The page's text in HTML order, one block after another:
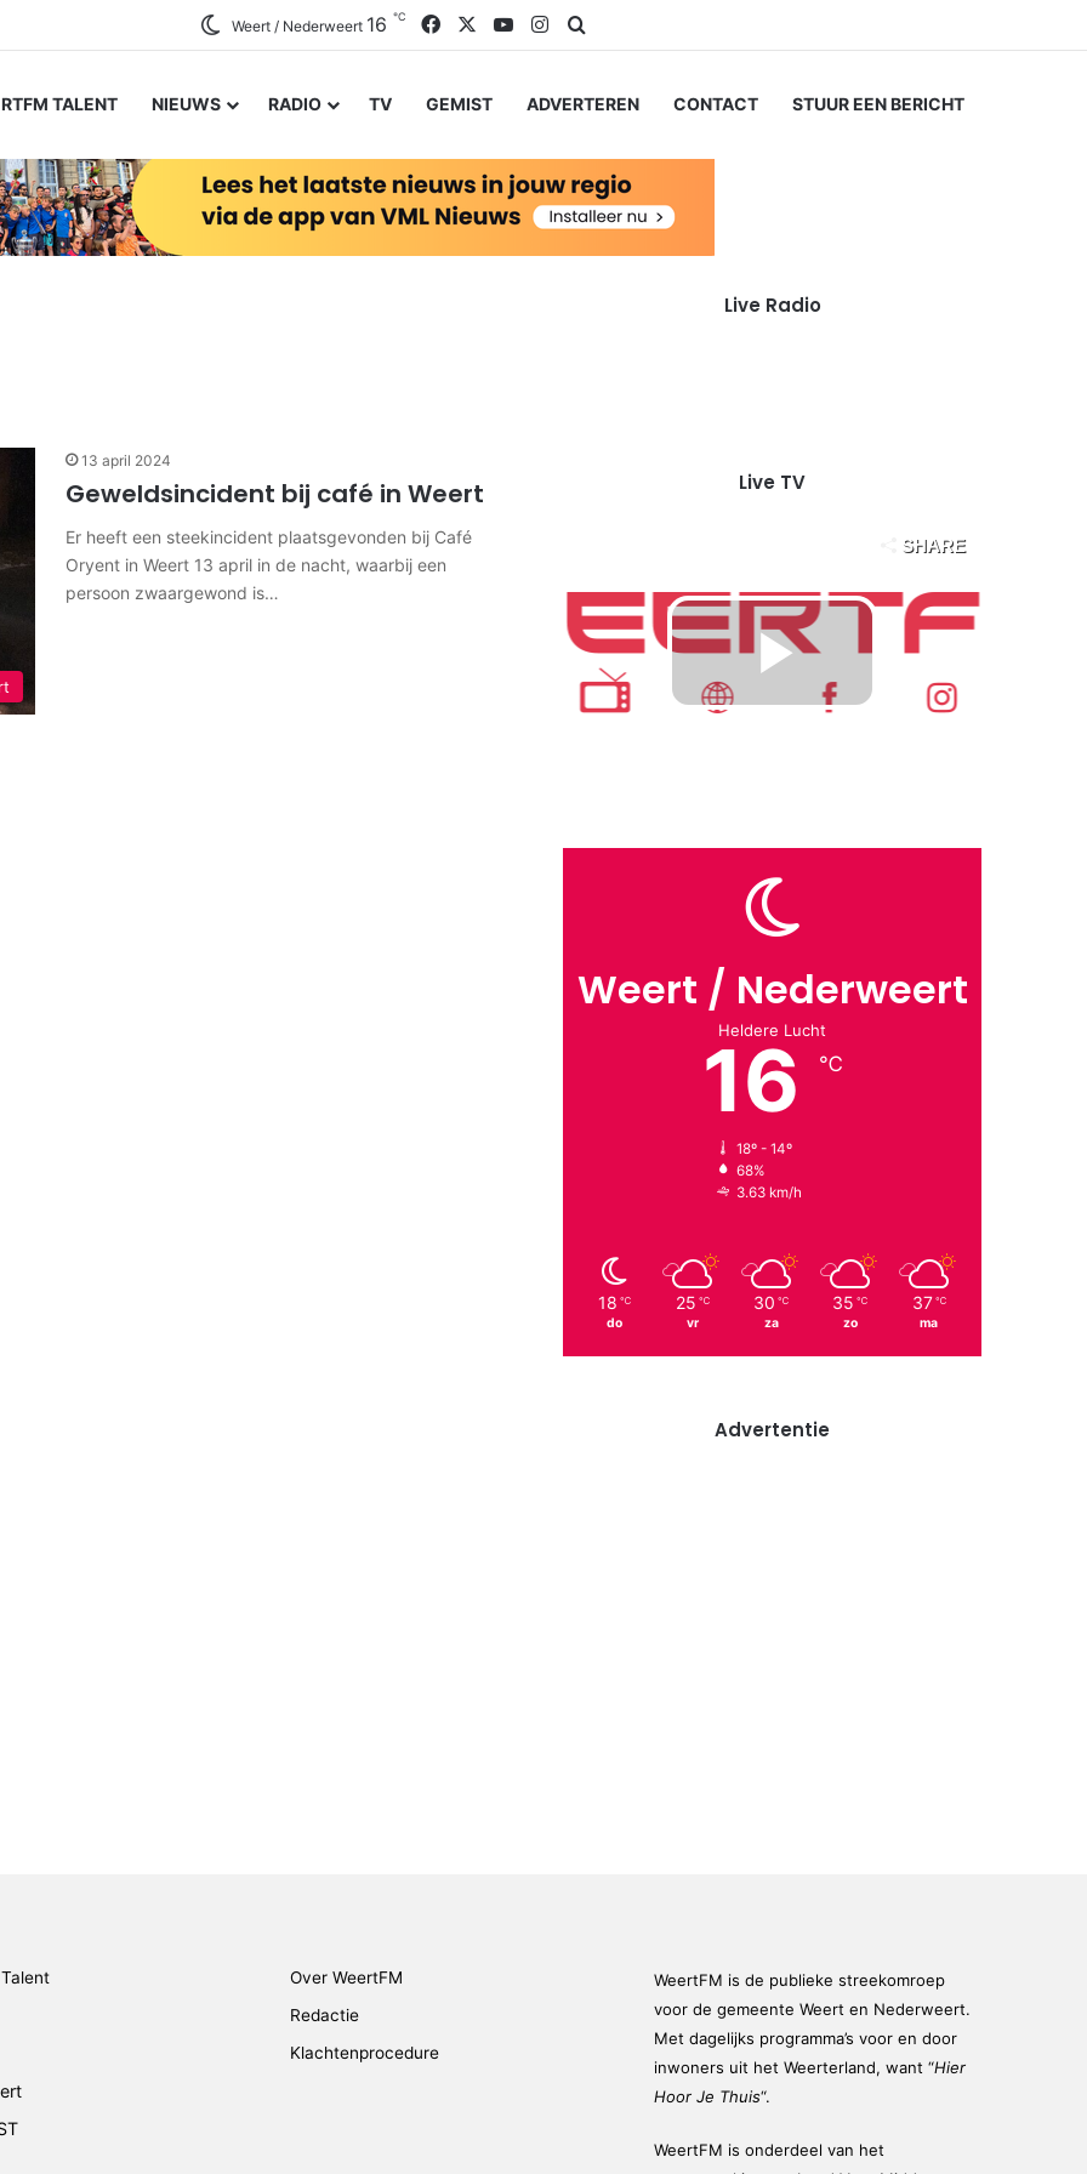
Weert / Nederweert 16 ℃ FacebookYouTubeInstagram
TALENT NIEUWS RADIO TV GEMIST ADVERTEREN CONTACT STUUR EEN BERICHT
13 april 2024
Geweldsincident bij café in Weert
Er heeft een steekincident plaatsgevonden bij Café
Oryent in Weert 13 april in de nacht, waarbij een
persoon zwaargewond is…
Live Radio
Live TV
Weert / Nederweert
Heldere Lucht
16 ℃
18º - 14º
68%
3.63 km/h
18 ℃
do
25 ℃
vr
30 ℃
za
35 ℃
zo
37 ℃
ma
Advertentie
Over WeertFM
Redactie
Klachtenprocedure
WeertFM is de publieke streekomroep
voor de gemeente Weert en Nederweert.
Met dagelijks programma’s voor en door
inwoners uit het Weerterland, want “Hier
Hoor Je Thuis“.
WeertFM is onderdeel van het